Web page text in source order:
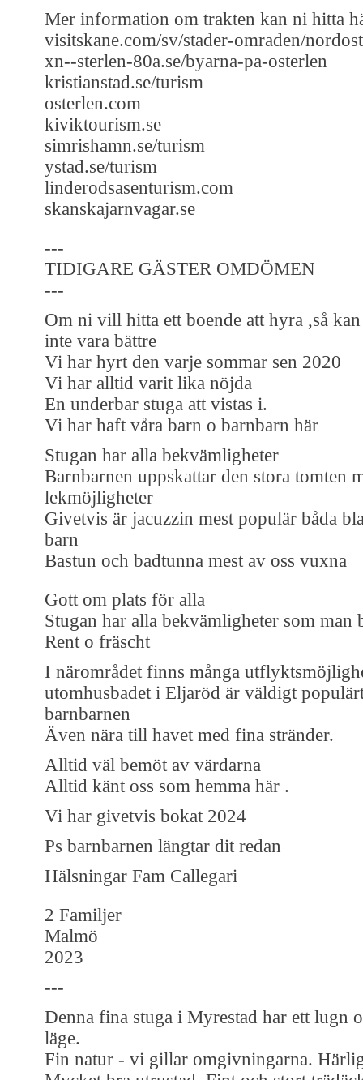
Mer information om trakten kan ni hitta
visitskane.com/sv/stader-omraden/
xn--sterlen-80a.se/byarna-pa-osterlen
kristianstad.se/turism
osterlen.com
kiviktourism.se
simrishamn.se/turism
ystad.se/turism
linderodsasenturism.com
skanskajarnvagar.se
---
TIDIGARE GÄSTER OMDÖMEN
---
Om ni vill hitta ett boende att hyra ,så
inte vara bättre
Vi har hyrt den varje sommar sen 2020
Vi har alltid varit lika nöjda
En underbar stuga att vistas i.
Vi har haft våra barn o barnbarn här
Stugan har alla bekvämligheter
Barnbarnen uppskattar den stora tomten
lekmöjligheter
Givetvis är jacuzzin mest populär båda
barn
Bastun och badtunna mest av oss vuxna
Gott om plats för alla
Stugan har alla bekvämligheter som man
Rent o fräscht
I närområdet finns många
utomhusbadet i Eljaröd är väldigt
barnbarnen
Även nära till havet med fina stränder.
Alltid väl bemöt av värdarna
Alltid känt oss som hemma här .
Vi har givetvis bokat 2024
Ps barnbarnen längtar dit redan
Hälsningar Fam Callegari
2 Familjer
Malmö
2023
---
Denna fina stuga i Myrestad har ett lugn
läge.
Fin natur - vi gillar omgivningarna.